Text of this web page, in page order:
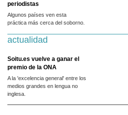
periodistas
Algunos países ven esta
práctica más cerca del soborno.
actualidad
Soitu.es vuelve a ganar el
premio de la ONA
A la 'excelencia general' entre los
medios grandes en lengua no
inglesa.